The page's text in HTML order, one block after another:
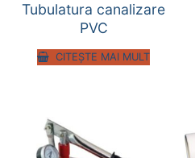
Tubulatura canalizare
PVC
CITEȘTE MAI MULT